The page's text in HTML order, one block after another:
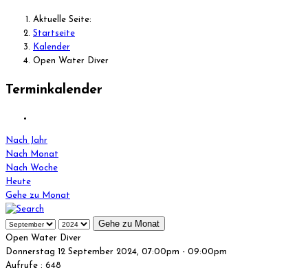
Aktuelle Seite:
Startseite
Kalender
Open Water Diver
Terminkalender
Nach Jahr
Nach Monat
Nach Woche
Heute
Gehe zu Monat
Gehe zu Monat
Open Water Diver
Donnerstag 12 September 2024, 07:00pm - 09:00pm
Aufrufe : 648